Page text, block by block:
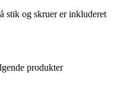
stik og skruer er inkluderet
produkter